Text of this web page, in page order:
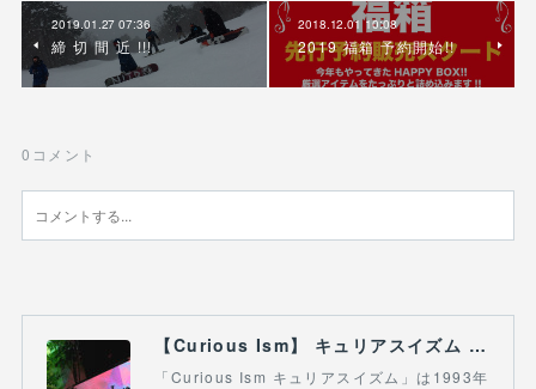
2019.01.27 07:36
締 切 間 近 !!!
2018.12.01 10:08
2019 福箱 予約開始!!
0 コメント
【Curious Ism】 キュリアスイズム l スノーボードショップ サーフショップ 福島県 会津若松市 郡山市 通販
「Curious Ism キュリアスイズム」は1993年